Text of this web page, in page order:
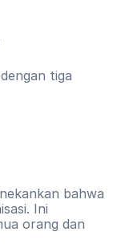
tiga
bahwa
Ini
orang dan